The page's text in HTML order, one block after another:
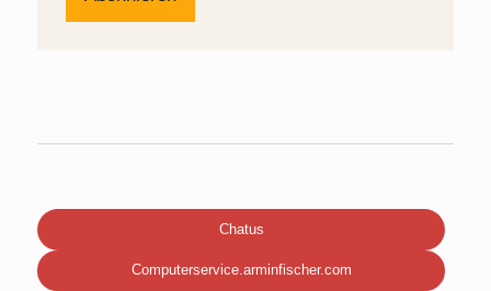
Chatus
Computerservice.arminfischer.com